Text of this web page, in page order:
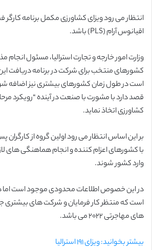
اقیانوس آرام (PLS) باشد.
وزارت امور خارجه و تجارت استرالیا، مسئول انجام
کشورهای منتخب برای شرکت در برنامه دریافت
است در طول زمان کشورهای بیشتری نیز اضافه
قصد دارد با مشورت با صنعت در آینده “رویکرد
کشاورزی اتخاذ نماید.
بر این اساس انتظار می رود اولین گروه از
با کشورهای اعزام کننده و انجام هماهنگی های
وارد کشور شوند.
در این خصوص اطلاعات محدودی موجود است اما
است که منتظر کار فرمایان و شرکت های بیشتری
های مهاجرتی ۲۰۲۲ می باشد.
بیشتر بخوانید: ویزای ۱۹۱ استرالیا